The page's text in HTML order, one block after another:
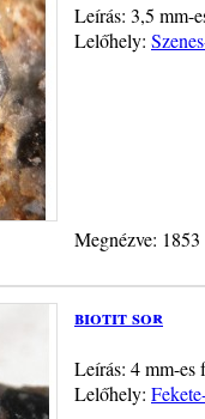
Leírás: 3,5 mm-
Lelőhely:
Megnézve:
biotit sor
Leírás: 4 mm-es
Lelőhely: